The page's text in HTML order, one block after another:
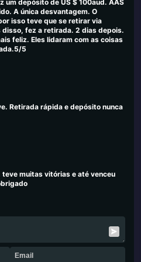
um depósito de US $ 100aud. AAS
A única desvantagem. O
isso teve que se retirar via
fez a retirada. 2 dias depois.
feliz. Eles lidaram com as coisas
5
Retirada rápida e depósito nunca
muitas vitórias e até venceu